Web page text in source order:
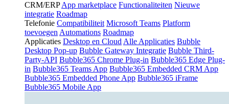
CRM/ERP App marketplace Functionaliteiten Nieuwe
integratie Roadmap
Telefonie Compatibiliteit Microsoft Teams Platform
toevoegen Automations Roadmap
Applicaties Desktop en Cloud Alle Applicaties Bubble
Desktop Pop-up Bubble Gateway Integratie Bubble Third-
Party-API Bubble365 Chrome Plug-in Bubble365 Edge Plug-
in Bubble365 Teams App Bubble365 Embedded CRM App
Bubble365 Embedded Phone App Bubble365 iFrame
Bubble365 Mobile App